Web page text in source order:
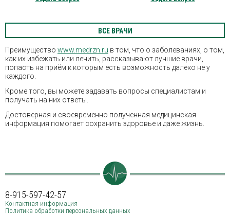
ВСЕ ВРАЧИ
Преимущество www.medrzn.ru в том, что о заболеваниях, о том,
как их избежать или лечить, рассказывают лучшие врачи,
попасть на приём к которым есть возможность далеко не у
каждого.
Кроме того, вы можете задавать вопросы специалистам и
получать на них ответы.
Достоверная и своевременно полученная медицинская
информация помогает сохранить здоровье и даже жизнь.
8-915-597-42-57
Контактная информация
Политика обработки персональных данных